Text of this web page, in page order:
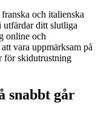
och italienska
utfärdar ditt slutliga
online och
vara uppmärksam på
för skidutrustning
snabbt går